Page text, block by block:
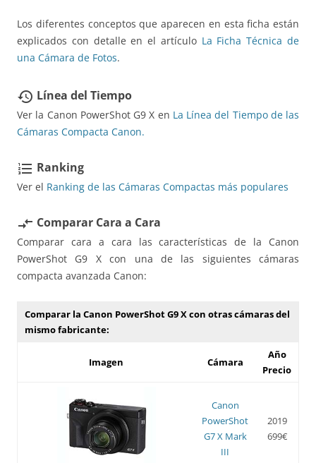
Los diferentes conceptos que aparecen en esta ficha están
explicados con detalle en el artículo La Ficha Técnica de
una Cámara de Fotos.
restore Línea del Tiempo
Ver la Canon PowerShot G9 X en La Línea del Tiempo de las
Cámaras Compacta Canon.
format_list_numbered Ranking
Ver el Ranking de las Cámaras Compactas más populares
compare_arrows Comparar Cara a Cara
Comparar cara a cara las características de la Canon
PowerShot G9 X con una de las siguientes cámaras
compacta avanzada Canon:
Comparar la Canon PowerShot G9 X con otras cámaras del
mismo fabricante:
Imagen Cámara
Año
Precio
Canon
PowerShot
G7 X Mark
III
2019
699€